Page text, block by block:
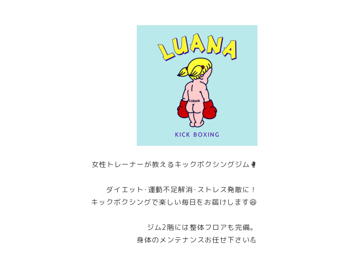
女性トレーナーが教えるキックボクシングジム🥊
ダイエット･運動不足解消･ストレス発散に！
キックボクシングで楽しい毎日をお届けします😆
ジム2階には整体フロアも完備。
身体のメンテナンスお任せ下さい💪